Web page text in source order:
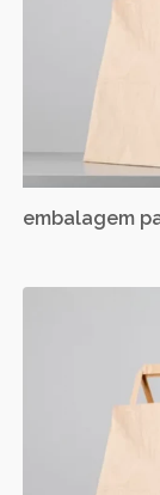
embalagem